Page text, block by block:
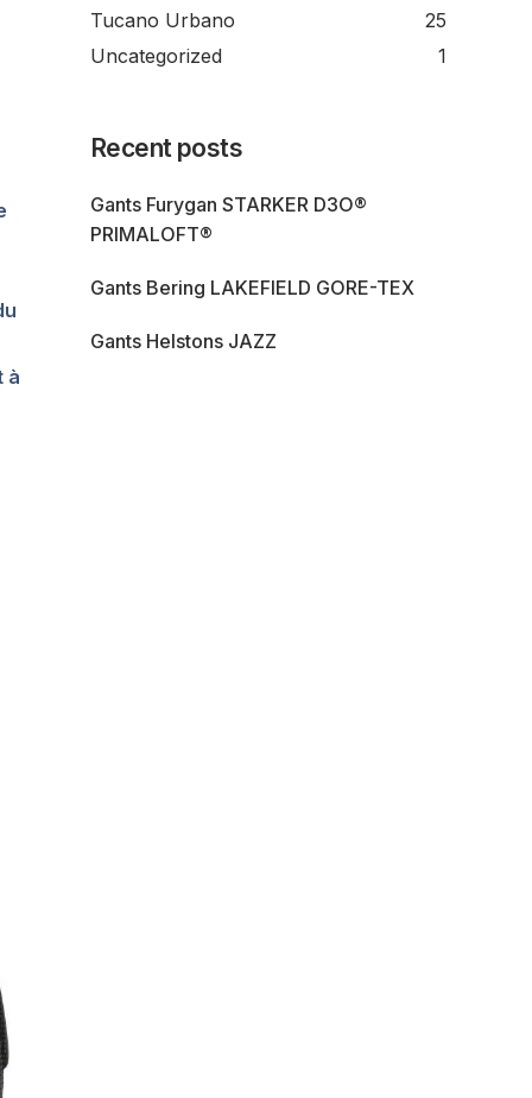
à
Tucano Urbano
25
Uncategorized
1
Recent posts
Gants Furygan STARKER D3O®
PRIMALOFT®
Gants Bering LAKEFIELD GORE-TEX
Gants Helstons JAZZ